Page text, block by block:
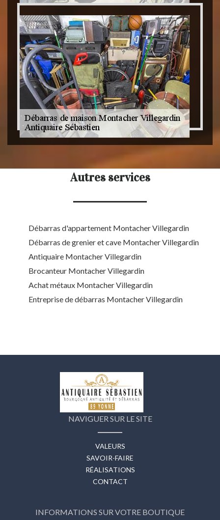
Autres services
Débarras d'appartement Montacher Villegardin
Débarras de grenier et cave Montacher Villegardin
Antiquaire Montacher Villegardin
Brocanteur Montacher Villegardin
Achat métaux Montacher Villegardin
Entreprise de débarras Montacher Villegardin
NAVIGUER SUR LE SITE
VALEURS
SAVOIR-FAIRE
RÉALISATIONS
CONTACT
INFORMATIONS SUR VOTRE BOUTIQUE